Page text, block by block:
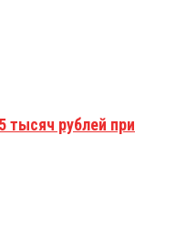
рублей при